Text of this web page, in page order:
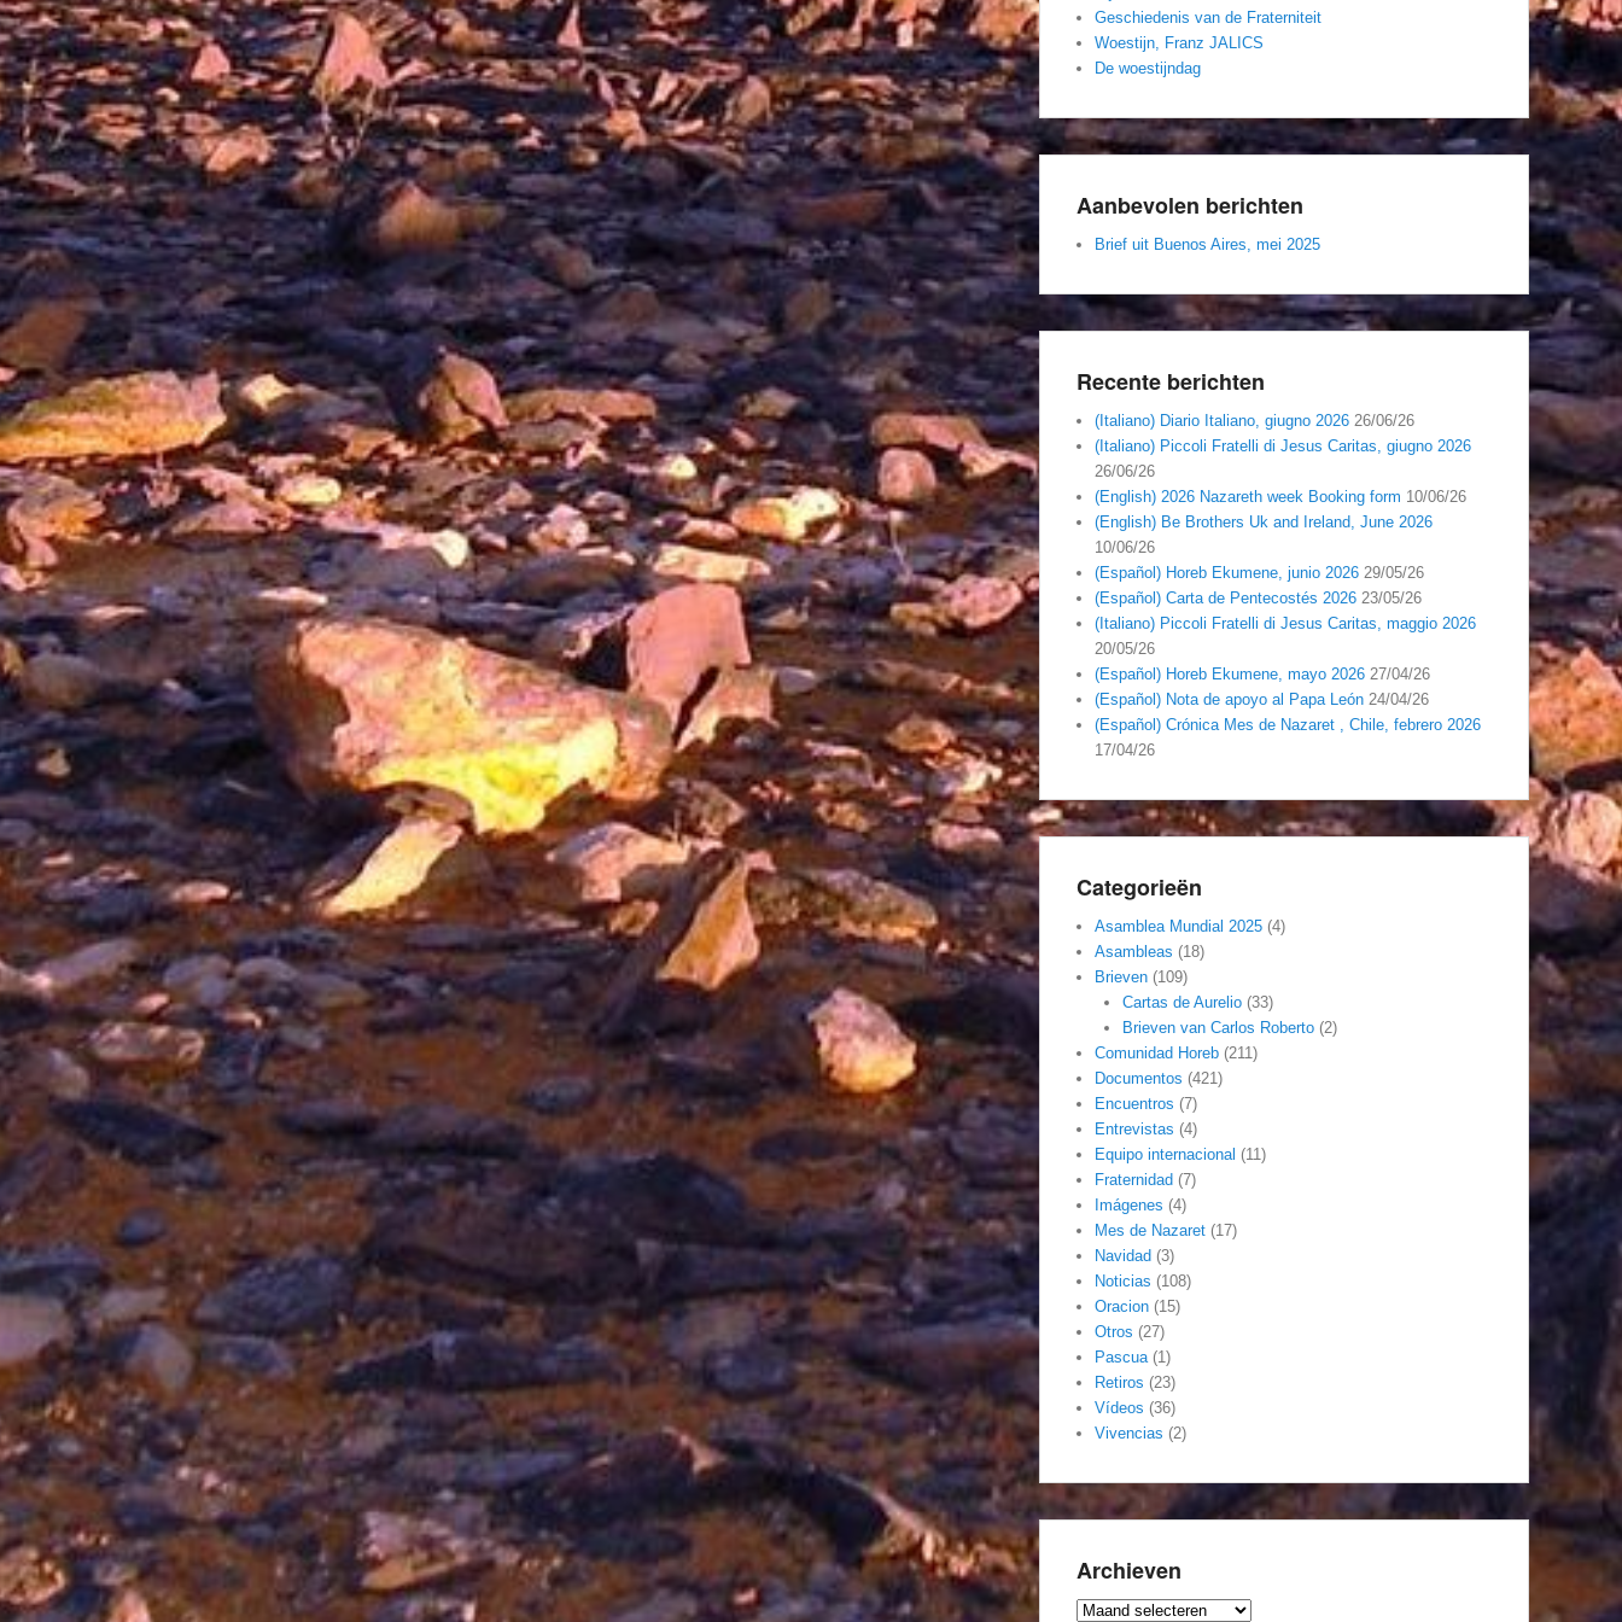
Geschiedenis van de Fraterniteit
Woestijn, Franz JALICS
De woestijndag
Aanbevolen berichten
Brief uit Buenos Aires, mei 2025
Recente berichten
(Italiano) Diario Italiano, giugno 2026 26/06/26
(Italiano) Piccoli Fratelli di Jesus Caritas, giugno 2026
26/06/26
(English) 2026 Nazareth week Booking form 10/06/26
(English) Be Brothers Uk and Ireland, June 2026
10/06/26
(Español) Horeb Ekumene, junio 2026 29/05/26
(Español) Carta de Pentecostés 2026 23/05/26
(Italiano) Piccoli Fratelli di Jesus Caritas, maggio 2026
20/05/26
(Español) Horeb Ekumene, mayo 2026 27/04/26
(Español) Nota de apoyo al Papa León 24/04/26
(Español) Crónica Mes de Nazaret , Chile, febrero 2026
17/04/26
Categorieën
Asamblea Mundial 2025 (4)
Asambleas (18)
Brieven (109)
Cartas de Aurelio(33)
Brieven van Carlos Roberto(2)
Comunidad Horeb (211)
Documentos (421)
Encuentros (7)
Entrevistas (4)
Equipo internacional (11)
Fraternidad (7)
Imágenes (4)
Mes de Nazaret (17)
Navidad (3)
Noticias (108)
Oracion (15)
Otros (27)
Pascua(1)
Retiros (23)
Vídeos (36)
Vivencias (2)
Archieven
Archieven